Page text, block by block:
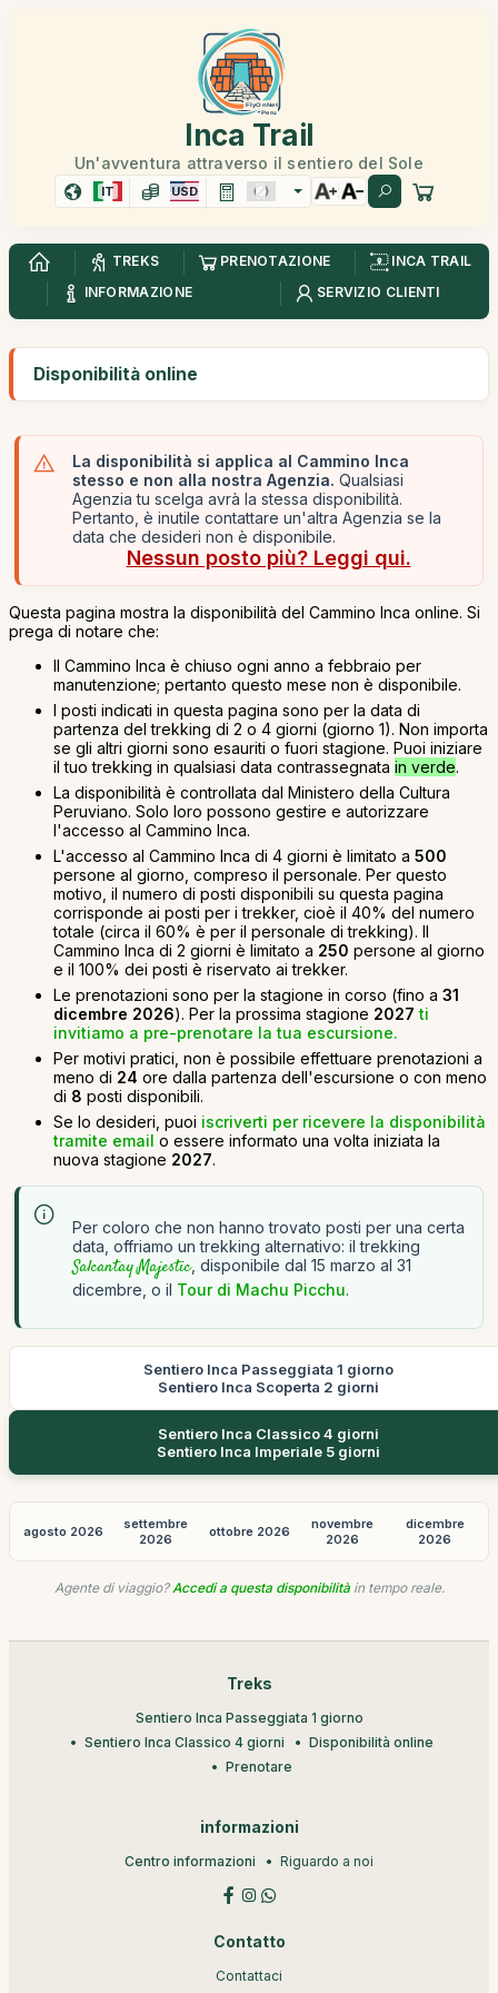
Inca Trail
Un'avventura attraverso il sentiero del Sole
IT USD
TREKS PRENOTAZIONE
INCA TRAIL
INFORMAZIONE
SERVIZIO CLIENTI
Disponibilità online
La disponibilità si applica al Cammino Inca
stesso e non alla nostra Agenzia. Qualsiasi
Agenzia tu scelga avrà la stessa disponibilità.
Pertanto, è inutile contattare un'altra Agenzia se la
data che desideri non è disponibile.
Nessun posto più? Leggi qui.
Questa pagina mostra la disponibilità del Cammino Inca online. Si
prega di notare che:
Il Cammino Inca è chiuso ogni anno a febbraio per
manutenzione; pertanto questo mese non è disponibile.
I posti indicati in questa pagina sono per la data di
partenza del trekking di 2 o 4 giorni (giorno 1). Non importa
se gli altri giorni sono esauriti o fuori stagione. Puoi iniziare
il tuo trekking in qualsiasi data contrassegnata in verde.
La disponibilità è controllata dal Ministero della Cultura
Peruviano. Solo loro possono gestire e autorizzare
l'accesso al Cammino Inca.
L'accesso al Cammino Inca di 4 giorni è limitato a 500
persone al giorno, compreso il personale. Per questo
motivo, il numero di posti disponibili su questa pagina
corrisponde ai posti per i trekker, cioè il 40% del numero
totale (circa il 60% è per il personale di trekking). Il
Cammino Inca di 2 giorni è limitato a 250 persone al giorno
e il 100% dei posti è riservato ai trekker.
Le prenotazioni sono per la stagione in corso (fino a 31
dicembre 2026). Per la prossima stagione 2027 ti
invitiamo a pre-prenotare la tua escursione.
Per motivi pratici, non è possibile effettuare prenotazioni a
meno di 24 ore dalla partenza dell'escursione o con meno
di 8 posti disponibili.
Se lo desideri, puoi iscriverti per ricevere la disponibilità
tramite email o essere informato una volta iniziata la
nuova stagione 2027.
Per coloro che non hanno trovato posti per una certa
data, offriamo un trekking alternativo: il trekking
Salcantay Majestic, disponibile dal 15 marzo al 31
dicembre, o il Tour di Machu Picchu.
Sentiero Inca Passeggiata 1 giorno
Sentiero Inca Scoperta 2 giorni
Sentiero Inca Classico 4 giorni
Sentiero Inca Imperiale 5 giorni
agosto 2026
settembre
2026
ottobre 2026
novembre
2026
dicembre
2026
Agente di viaggio?Accedi a questa disponibilitàin tempo reale.
Treks
Sentiero Inca Passeggiata 1 giorno
Sentiero Inca Classico 4 giorni
Disponibilità online
Prenotare
informazioni
Centro informazioni Riguardo a noi
Contatto
Contattaci